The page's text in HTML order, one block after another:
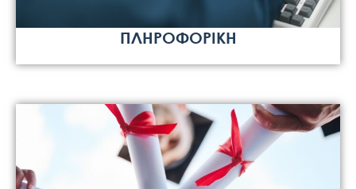
ΠΛΗΡΟΦΟΡΙΚΗ